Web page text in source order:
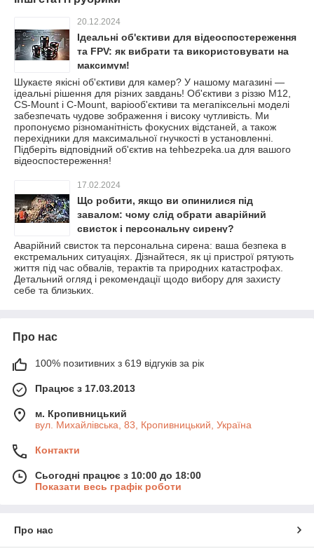
20.12.2024
Ідеальні об'єктиви для відеоспостереження
та FPV: як вибрати та використовувати на
максимум!
Шукаєте якісні об'єктиви для камер? У нашому магазині —
ідеальні рішення для різних завдань! Об'єктиви з різзю M12,
CS-Mount і C-Mount, варіооб'єктиви та мегапіксельні моделі
забезпечать чудове зображення і високу чутливість. Ми
пропонуємо різноманітність фокусних відстаней, а також
перехідники для максимальної гнучкості в установленні.
Підберіть відповідний об'єктив на tehbezpeka.ua для вашого
відеоспостереження!
17.02.2024
Що робити, якщо ви опинилися під
завалом: чому слід обрати аварійний
свисток і персональну сирену?
Аварійний свисток та персональна сирена: ваша безпека в
екстремальних ситуаціях. Дізнайтеся, як ці пристрої рятують
життя під час обвалів, терактів та природних катастрофах.
Детальний огляд і рекомендації щодо вибору для захисту
себе та близьких.
Про нас
100% позитивних з 619 відгуків за рік
Працює з 17.03.2013
м. Кропивницький
вул. Михайлівська, 83, Кропивницький, Україна
Контакти
Сьогодні працює з 10:00 до 18:00
Показати весь графік роботи
Про нас